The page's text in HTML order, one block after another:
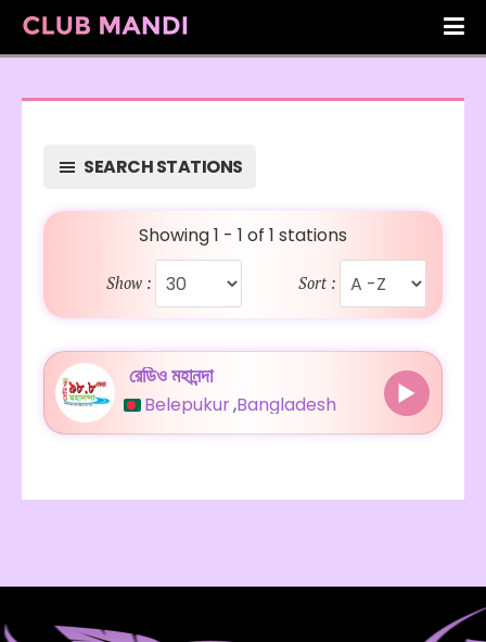
SEARCH STATIONS
Showing 1 - 1 of 1 stations
Show : Sort :
রেডিও মহানন্দা
Belepukur,Bangladesh